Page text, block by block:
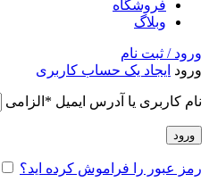
فروشگاه
وبلاگ
ورود / ثبت نام
ورود ایجاد یک حساب کاربری
نام کاربری یا آدرس ایمیل * الزامی
ورود
رمز عبور را فراموش کرده اید؟